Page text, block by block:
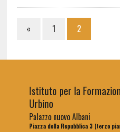
« 1 2
Istituto per la
Urbino
Palazzo nuovo Albani
Piazza della Repubblica 3 (terzo